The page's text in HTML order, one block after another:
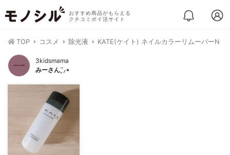
おすすめ商品がもらえる
クチコミポイ活サイト
TOP コスメ 除光液 KATE(ケイト) ネイルカラーリムーバーN
3kidsmama
みーさん¨̮⸝⋆